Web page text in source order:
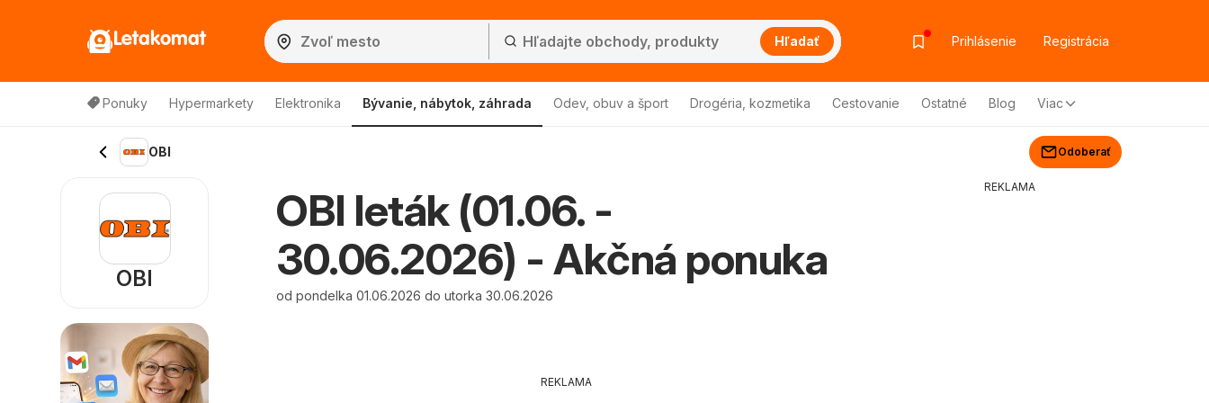
Letakomat Hľadať Prihlásenie Registrácia
Ponuky Hypermarkety Elektronika Bývanie, nábytok, záhrada Odev, obuv a šport Drogéria, kozmetika Cestovanie Ostatné Blog Viac
OBI Odoberať
OBI leták (01.06. -
30.06.2026) - Akčná ponuka
od pondelka 01.06.2026 do utorka 30.06.2026
REKLAMA
OBI
REKLAMA